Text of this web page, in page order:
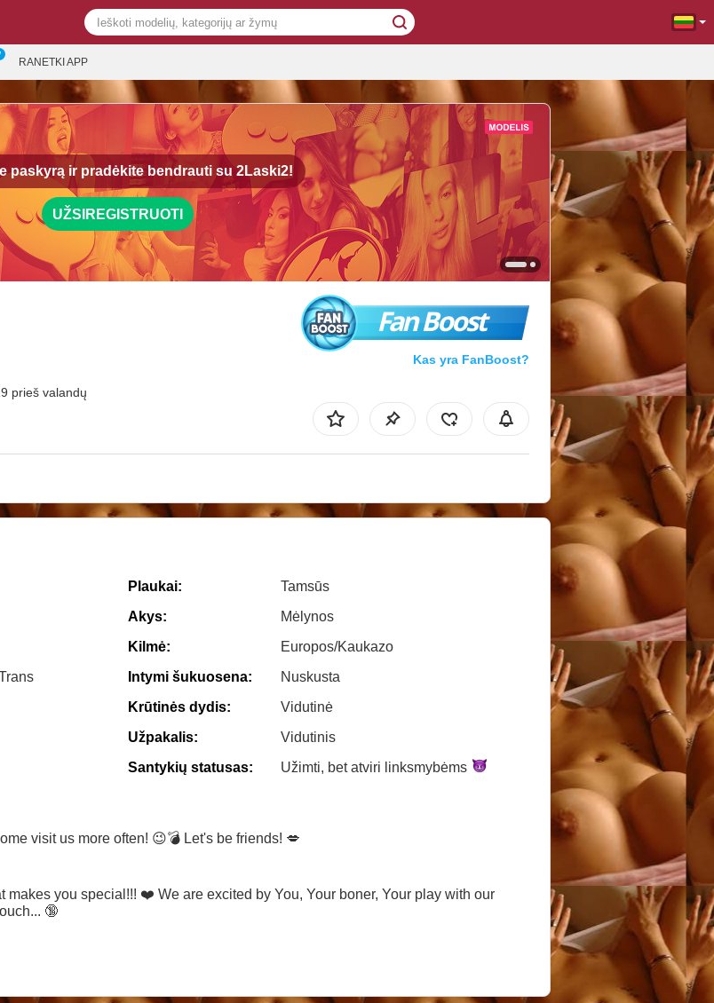
RANETKI APP
paskyrą ir pradėkite bendrauti su2Laski2!
UŽSIREGISTRUOTI
prieš valandų
Fan Boost
Kas yra FanBoost?
Plaukai:
Tamsūs
Akys:
Mėlynos
Kilmė:
Europos/Kaukazo
Intymi šukuosena:
Nuskusta
Krūtinės dydis:
Vidutinė
Užpakalis:
Vidutinis
Santykių statusas:
Užimti, bet atviri linksmybėms
visit us more often! 😉💣 Let's be friends! 💋
makes you special!!! ❤️ We are excited by You, Your boner, Your play with our
🔞